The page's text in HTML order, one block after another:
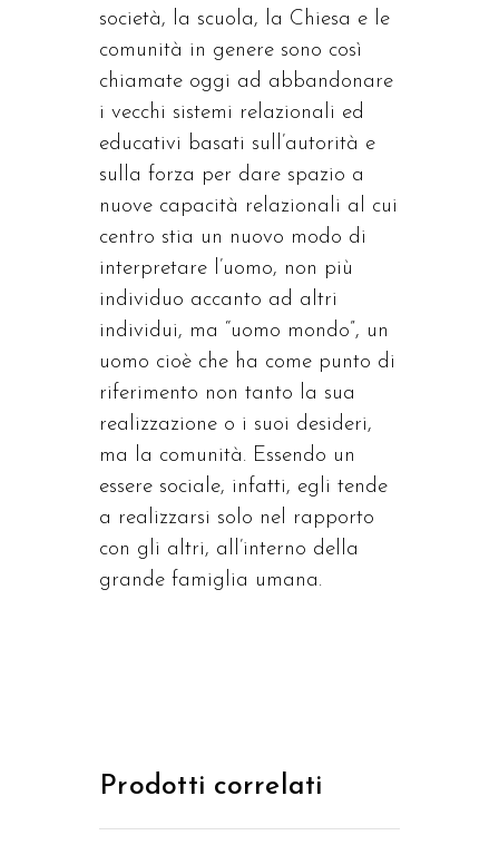
società, la scuola, la Chiesa e le
comunità in genere sono così
chiamate oggi ad abbandonare
i vecchi sistemi relazionali ed
educativi basati sull’autorità e
sulla forza per dare spazio a
nuove capacità relazionali al cui
centro stia un nuovo modo di
interpretare l’uomo, non più
individuo accanto ad altri
individui, ma “uomo mondo”, un
uomo cioè che ha come punto di
riferimento non tanto la sua
realizzazione o i suoi desideri,
ma la comunità. Essendo un
essere sociale, infatti, egli tende
a realizzarsi solo nel rapporto
con gli altri, all’interno della
grande famiglia umana.
Prodotti correlati